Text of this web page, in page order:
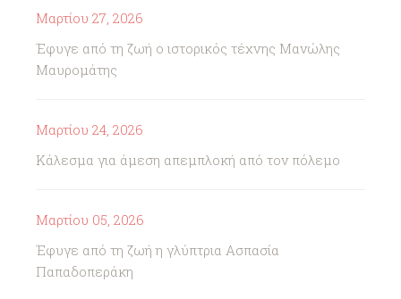
Μαρτίου 27, 2026
Έφυγε από τη ζωή ο ιστορικός τέχνης Μανώλης
Μαυρομάτης
Μαρτίου 24, 2026
Κάλεσμα για άμεση απεμπλοκή από τον πόλεμο
Μαρτίου 05, 2026
Έφυγε από τη ζωή η γλύπτρια Ασπασία
Παπαδοπεράκη